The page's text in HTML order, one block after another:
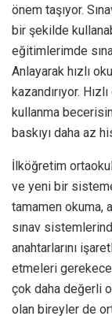
önem taşıyor.
bir şekilde
eğitimlerimde
Anlayarak hızlı
kazandırıyor.
kullanma
baskıyı daha az
İlköğretim
ve yeni bir
tamamen okuma,
sınav
anahtarlarını
etmeleri
çok daha değerli
olan bireyler de